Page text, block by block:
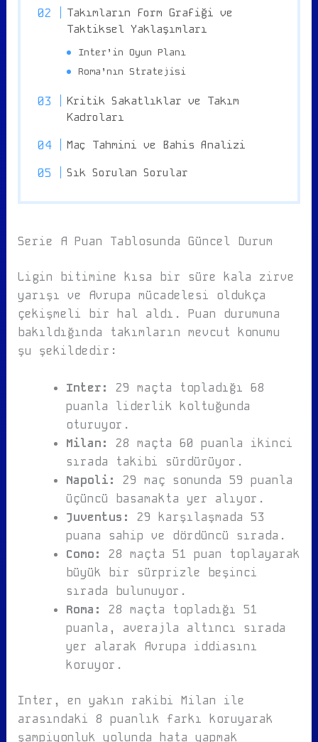
Takımların Form Grafiği ve
Taktiksel Yaklaşımları
Inter’in Oyun Planı
Roma’nın Stratejisi
Kritik Sakatlıklar ve Takım
Kadroları
Maç Tahmini ve Bahis Analizi
Sık Sorulan Sorular
Serie A Puan Tablosunda Güncel Durum
Ligin bitimine kısa bir süre kala zirve
yarışı ve Avrupa mücadelesi oldukça
çekişmeli bir hal aldı. Puan durumuna
bakıldığında takımların mevcut konumu
şu şekildedir:
Inter:
29 maçta topladığı 68
puanla liderlik koltuğunda
oturuyor.
Milan:
28 maçta 60 puanla ikinci
sırada takibi sürdürüyor.
Napoli:
29 maç sonunda 59 puanla
üçüncü basamakta yer alıyor.
Juventus:
29 karşılaşmada 53
puana sahip ve dördüncü sırada.
Como:
28 maçta 51 puan toplayarak
büyük bir sürprizle beşinci
sırada bulunuyor.
Roma:
28 maçta topladığı 51
puanla, averajla altıncı sırada
yer alarak Avrupa iddiasını
koruyor.
Inter, en yakın rakibi Milan ile
arasındaki 8 puanlık farkı koruyarak
şampiyonluk yolunda hata yapmak